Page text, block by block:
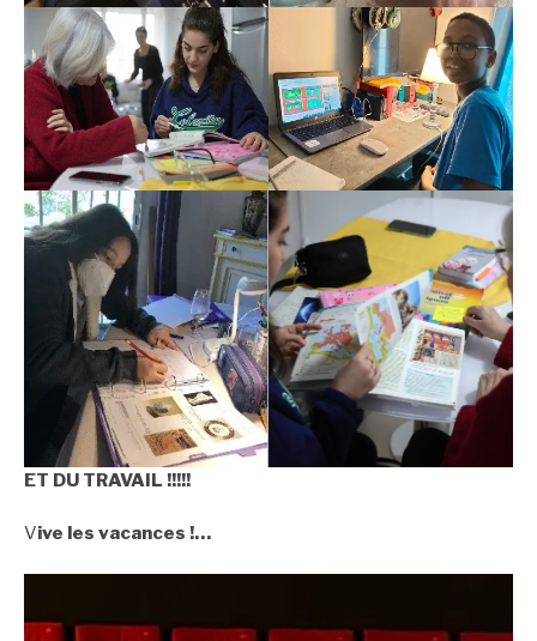
ET DU TRAVAIL !!!!!
Vive les vacances !…